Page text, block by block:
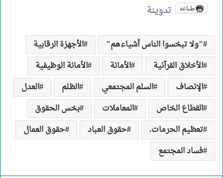
طباعة تدوينة
"ولا تبخسوا الناس أشياءهم"
الأجهزة الرقابية
الأخلاق القرآنية
الأمانة
الأمانة الوظيفية
الإنصاف
السلم المجتمعي الظلم
العدل
القطاع الخاص
المعاملات
بخس الحقوق
تعظيم الحرمات.
حقوق العباد
حقوق العمال
فساد المجتمع